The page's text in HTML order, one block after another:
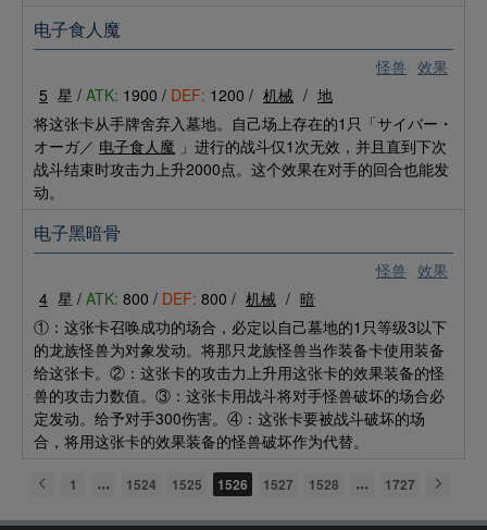
怪兽 效果
电子食人魔
5 星 / ATK: 1900 / DEF: 1200 / 机械 / 地
将这张卡从手牌舍弃入墓地。自己场上存在的1只「サイバー・
オーガ／ 电子食人魔 」进行的战斗仅1次无效，并且直到下次
战斗结束时攻击力上升2000点。这个效果在对手的回合也能发
动。
怪兽 效果
电子黑暗骨
4 星 / ATK: 800 / DEF: 800 / 机械 / 暗
①：这张卡召唤成功的场合，必定以自己墓地的1只等级3以下
的龙族怪兽为对象发动。将那只龙族怪兽当作装备卡使用装备
给这张卡。②：这张卡的攻击力上升用这张卡的效果装备的怪
兽的攻击力数值。③：这张卡用战斗将对手怪兽破坏的场合必
定发动。给予对手300伤害。④：这张卡要被战斗破坏的场
合，将用这张卡的效果装备的怪兽破坏作为代替。
1 1524 1525 1526 1527 1528 1727